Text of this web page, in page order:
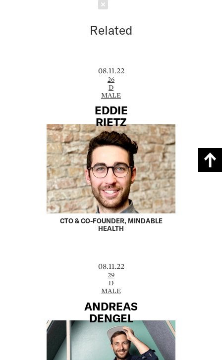
Related
08.11.22
26
D
MALE
EDDIE
RIETZ
CTO & CO-FOUNDER, MINDABLE
HEALTH
08.11.22
29
D
MALE
ANDREAS
DENGEL